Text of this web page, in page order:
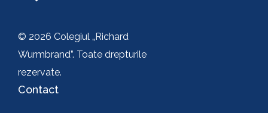
© 2026 Colegiul „Richard
Wurmbrand”. Toate drepturile
rezervate.
Contact